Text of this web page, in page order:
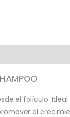
el folículo.
el